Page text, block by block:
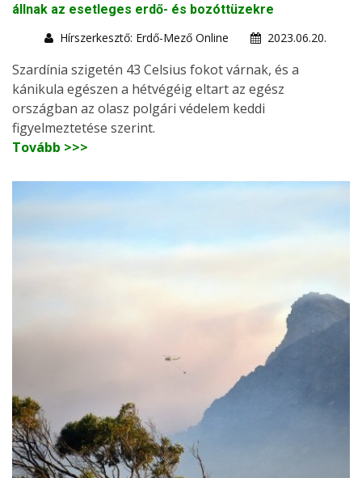
állnak az esetleges erdő- és bozóttüzekre
Hírszerkesztő: Erdő-Mező Online
2023.06.20.
Szardínia szigetén 43 Celsius fokot várnak, és a
kánikula egészen a hétvégéig eltart az egész
országban az olasz polgári védelem keddi
figyelmeztetése szerint.
Tovább >>>